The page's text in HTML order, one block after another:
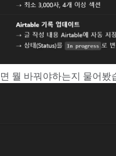
뭘 바꿔야하는지 물어봤